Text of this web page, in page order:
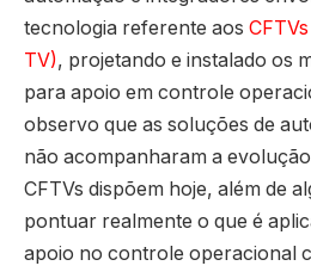
tecnologia referente aos
TV), projetando e instalado os
para apoio em controle
observo que as soluções de
não acompanharam a
CFTVs dispõem hoje, além de
pontuar realmente o que é
apoio no controle operacional